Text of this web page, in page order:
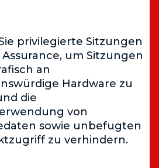
privilegierte Sitzungen
um Sitzungen
an
Hardware zu
die
von
sowie unbefugten
zu verhindern.